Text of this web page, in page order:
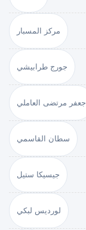
مركز المسبار
جورج طرابيشي
جعفر مرتضى العاملي
سطان القاسمي
جيسيكا ستيل
لورديس لبكي